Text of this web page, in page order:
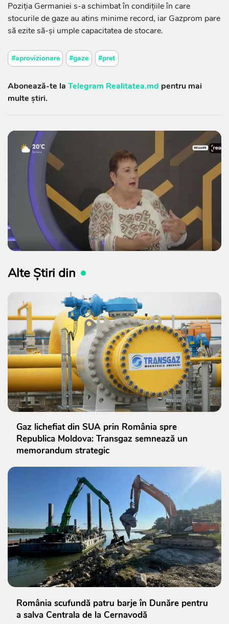
Poziţia Germaniei s-a schimbat în condiţiile în care
stocurile de gaze au atins minime record, iar Gazprom pare
să ezite să-şi umple capacitatea de stocare.
#aprovizionare #gaze #pret
Abonează-te la Telegram Realitatea.md pentru mai
multe știri.
Alte Știri din
Gaz lichefiat din SUA prin România spre
Republica Moldova: Transgaz semnează un
memorandum strategic
România scufundă patru barje în Dunăre pentru
a salva Centrala de la Cernavodă